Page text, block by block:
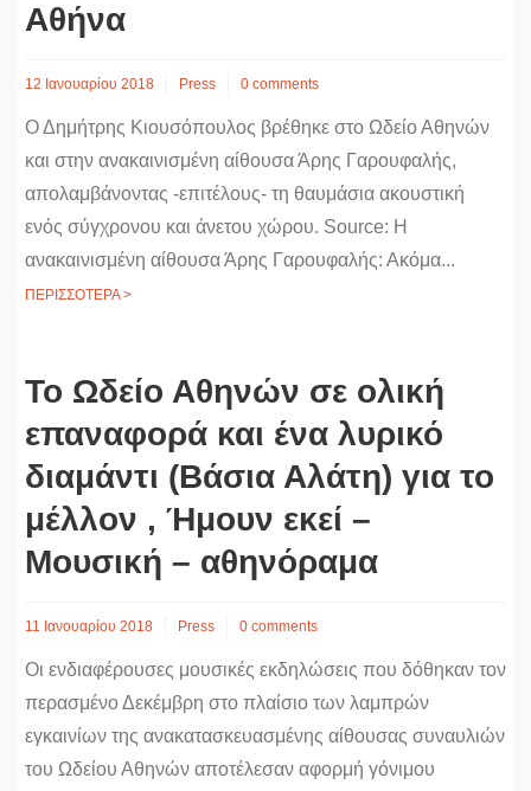
Αθήνα
12 Ιανουαρίου 2018 Press 0 comments
Ο Δημήτρης Κιουσόπουλος βρέθηκε στο Ωδείο Αθηνών
και στην ανακαινισμένη αίθουσα Άρης Γαρουφαλής,
απολαμβάνοντας -επιτέλους- τη θαυμάσια ακουστική
ενός σύγχρονου και άνετου χώρου. Source: Η
ανακαινισμένη αίθουσα Άρης Γαρουφαλής: Ακόμα...
ΠΕΡΙΣΣΟΤΕΡΑ >
Το Ωδείο Αθηνών σε ολική
επαναφορά και ένα λυρικό
διαμάντι (Βάσια Αλάτη) για το
μέλλον , Ήμουν εκεί –
Μουσική – αθηνόραμα
11 Ιανουαρίου 2018 Press 0 comments
Οι ενδιαφέρουσες μουσικές εκδηλώσεις που δόθηκαν τον
περασμένο Δεκέμβρη στο πλαίσιο των λαμπρών
εγκαινίων της ανακατασκευασμένης αίθουσας συναυλιών
του Ωδείου Αθηνών αποτέλεσαν αφορμή γόνιμου